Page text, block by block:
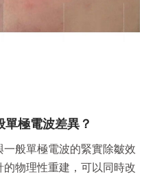
單極電波差異？
般單極電波的緊實除皺效
物理性重建，可以同時改